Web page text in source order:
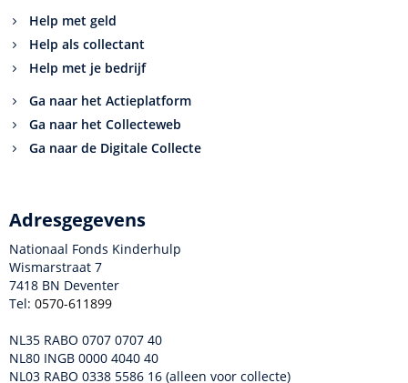
Help met geld
Help als collectant
Help met je bedrijf
Ga naar het Actieplatform
Ga naar het Collecteweb
Ga naar de Digitale Collecte
Adresgegevens
Nationaal Fonds Kinderhulp
Wismarstraat 7
7418 BN Deventer
Tel: 0570-611899
NL35 RABO 0707 0707 40
NL80 INGB 0000 4040 40
NL03 RABO 0338 5586 16 (alleen voor collecte)